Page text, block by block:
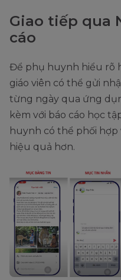
Giao tiếp qua
cáo
Để phụ huynh hiểu rõ
giáo viên có thể gửi
từng ngày qua ứng
kèm với báo cáo học
huynh có thể phối hợp
hiệu quả hơn.